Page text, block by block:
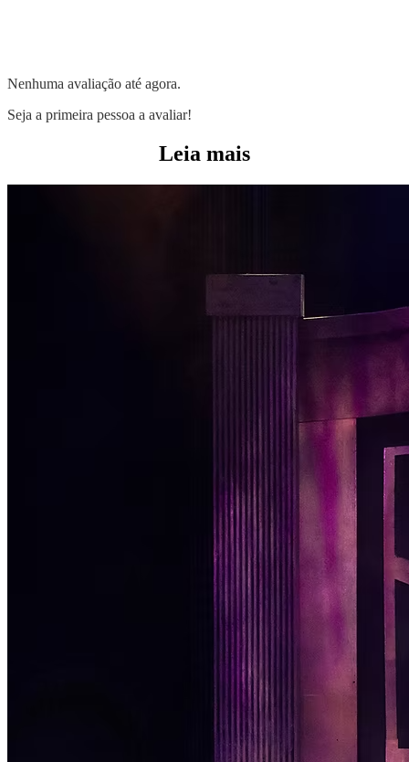
Nenhuma avaliação até agora.
Seja a primeira pessoa a avaliar!
Leia mais
Código Corporativo de Conduta Ética
Educação Financeira